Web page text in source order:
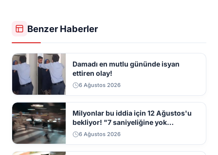
Benzer Haberler
Damadı en mutlu gününde isyan
ettiren olay!
6 Ağustos 2026
Milyonlar bu iddia için 12 Ağustos'u
bekliyor! "7 saniyeliğine yok
kaybolacak"
6 Ağustos 2026